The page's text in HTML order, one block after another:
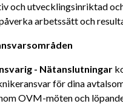
och utvecklingsinriktad
arbetssätt och
- Nätanslutningar
för dina
OVM-möten och